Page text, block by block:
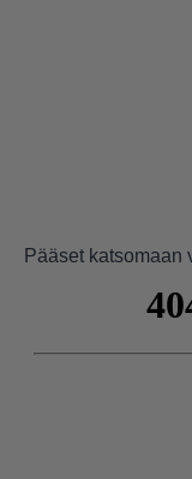
Pääset katsomaan